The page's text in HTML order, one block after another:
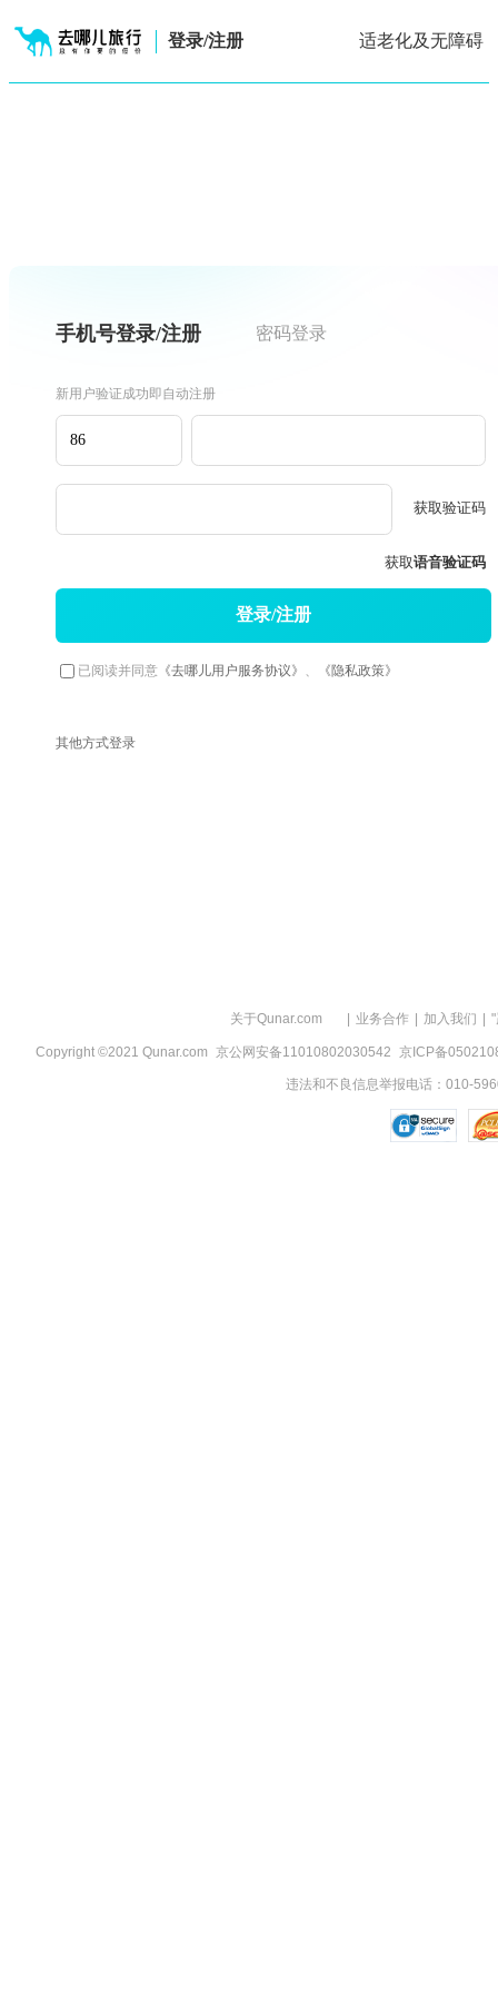
登录/注册 适老化及无障碍
手机号登录/注册 密码登录
新用户验证成功即自动注册
获取验证码
获取语音验证码
登录/注册
已阅读并同意《去哪儿用户服务协议》 《隐私政策》
其他方式登录
关于Qunar.com 业务合作 加入我们
Copyright ©2021 Qunar.com 京公网安备11010802030542 京ICP备
违法和不良信息举报电话：010-